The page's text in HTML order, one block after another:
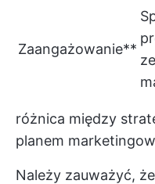
Zaangażowanie**
różnica między
planem
Należy zauważyć,